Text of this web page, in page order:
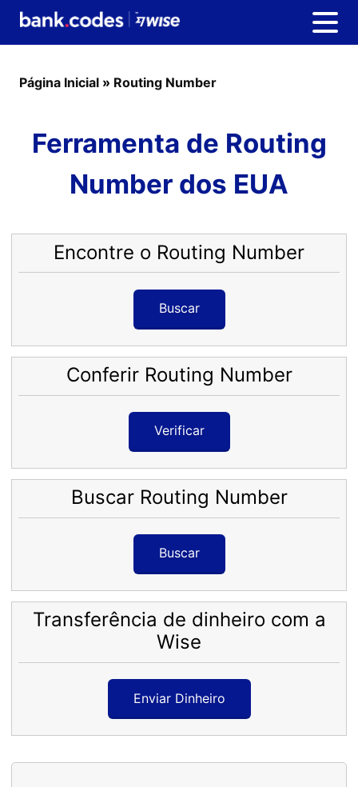
Página Inicial » Routing Number
Ferramenta de Routing
Number dos EUA
Encontre o Routing Number
Buscar
Conferir Routing Number
Verificar
Buscar Routing Number
Buscar
Transferência de dinheiro com a
Wise
Enviar Dinheiro